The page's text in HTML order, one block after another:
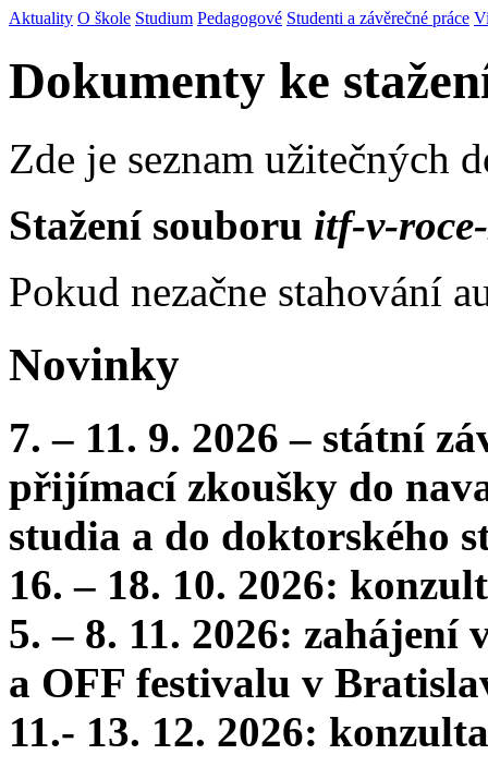
Aktuality O škole Studium Pedagogové Studenti a závěrečné práce
Dokumenty ke
Zde je seznam užitečných
Stažení souboru itf-v-
Pokud nezačne stahování
Novinky
7. – 11. 9. 2026 – státní
přijímací zkoušky do
studia a do doktorského
16. – 18. 10. 2026:
5. – 8. 11. 2026:
a OFF festivalu v
11.- 13. 12. 2026: